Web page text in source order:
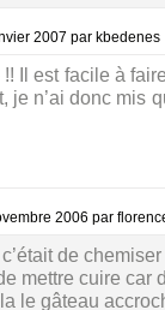
2007 par kbedenes
Il est facile à
n’ai donc mis
2006 par
de chemiser
mettre cuire car
le gâteau